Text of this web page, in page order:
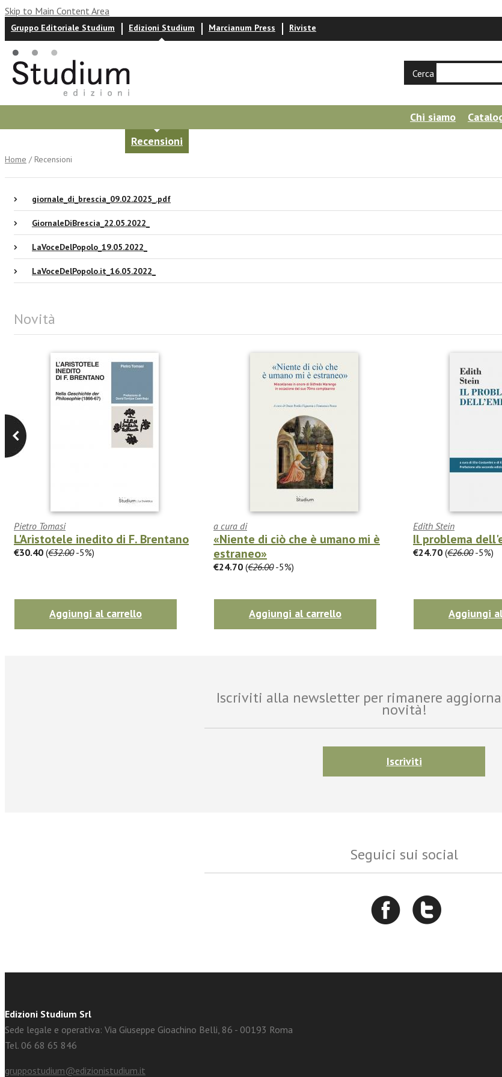
Skip to Main Content Area
Gruppo Editoriale Studium Edizioni Studium Marcianum Press Riviste
Cerca
Chi siamo
Recensioni
Home / Recensioni
giornale_di_brescia_09.02.2025_.pdf
GiornaleDiBrescia_22.05.2022_
LaVoceDelPopolo_19.05.2022_
LaVoceDelPopolo.it_16.05.2022_
Novità
Pietro Tomasi
L'Aristotele inedito di F. Brentano
€30.40 (€32.00-5%)
Aggiungi al carrello
a cura di
«Niente di ciò che è umano mi è
estraneo»
€24.70 (€26.00-5%)
Aggiungi al carrello
Edith Stein
Il problema
€24.70 (€26.00-5%)
Aggiungi
Iscriviti alla newsletter per rimanere
novità!
Iscriviti
Seguici sui social
Edizioni Studium Srl
Sede legale e operativa: Via Giuseppe Gioachino Belli, 86 - 00193 Roma
Tel. 06 68 65 846
gruppostudium@edizionistudium.it